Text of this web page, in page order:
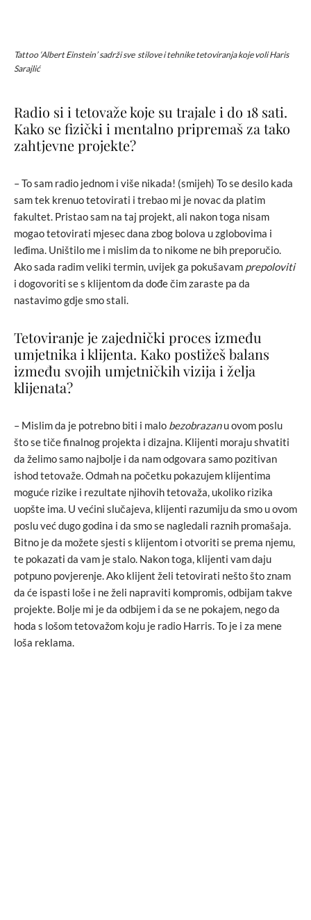
Tattoo ‘Albert Einstein’ sadrži sve stilove i tehnike tetoviranja koje voli Haris
Sarajlić
Radio si i tetovaže koje su trajale i do 18 sati.
Kako se fizički i mentalno pripremaš za tako
zahtjevne projekte?
– To sam radio jednom i više nikada! (smijeh) To se desilo kada
sam tek krenuo tetovirati i trebao mi je novac da platim
fakultet. Pristao sam na taj projekt, ali nakon toga nisam
mogao tetovirati mjesec dana zbog bolova u zglobovima i
leđima. Uništilo me i mislim da to nikome ne bih preporučio.
Ako sada radim veliki termin, uvijek ga pokušavam prepoloviti
i dogovoriti se s klijentom da dođe čim zaraste pa da
nastavimo gdje smo stali.
Tetoviranje je zajednički proces između
umjetnika i klijenta. Kako postižeš balans
između svojih umjetničkih vizija i želja
klijenata?
– Mislim da je potrebno biti i malo bezobrazanu ovom poslu
što se tiče finalnog projekta i dizajna. Klijenti moraju shvatiti
da želimo samo najbolje i da nam odgovara samo pozitivan
ishod tetovaže. Odmah na početku pokazujem klijentima
moguće rizike i rezultate njihovih tetovaža, ukoliko rizika
uopšte ima. U većini slučajeva, klijenti razumiju da smo u ovom
poslu već dugo godina i da smo se nagledali raznih promašaja.
Bitno je da možete sjesti s klijentom i otvoriti se prema njemu,
te pokazati da vam je stalo. Nakon toga, klijenti vam daju
potpuno povjerenje. Ako klijent želi tetovirati nešto što znam
da će ispasti loše i ne želi napraviti kompromis, odbijam takve
projekte. Bolje mi je da odbijem i da se ne pokajem, nego da
hoda s lošom tetovažom koju je radio Harris. To je i za mene
loša reklama.